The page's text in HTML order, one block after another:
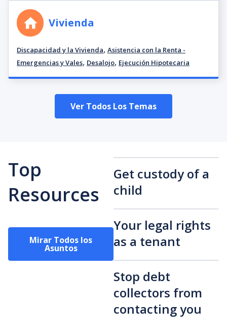
Vivienda
Discapacidad y la Vivienda, Asistencia con la Renta -
Emergencias y Vales, Desalojo, Ejecución Hipotecaria
Ver Todos Los Temas
Top
Resources
Mirar Todos los
Asuntos
Get custody of a
child
Your legal rights
as a tenant
Stop debt
collectors from
contacting you